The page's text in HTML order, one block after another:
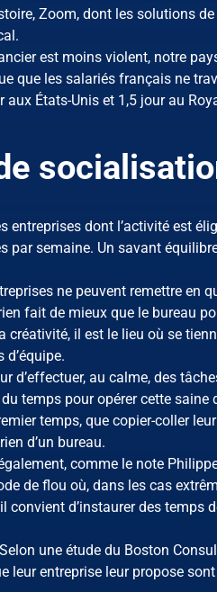
Zoom, dont les solutions
est moins violent, notre
que les salariés français ne
États-Unis et 1,5 jour au
entreprises dont l’activité est
par semaine. Un savant
ne peuvent remettre en
fait de mieux que le bureau
créativité, il est le lieu où se
d’effectuer, au calme, des
temps pour opérer cette
temps, que copier-coller
d’un bureau.
comme le note
de flou où, dans les cas
convient d’instaurer des temps
une étude du Boston
leur entreprise leur propose